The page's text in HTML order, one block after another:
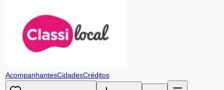
AcompanhantesCidadesCréditos